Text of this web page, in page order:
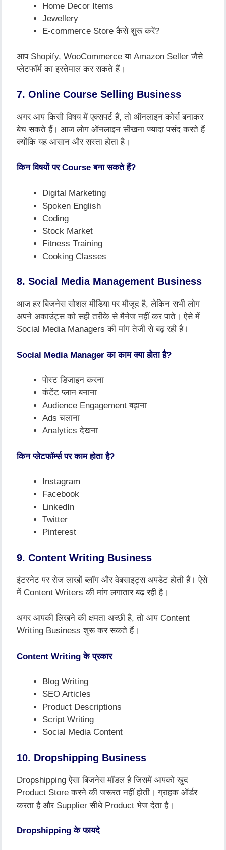
Home Decor Items
Jewellery
E-commerce Store कैसे शुरू करें?
आप Shopify, WooCommerce या Amazon Seller जैसे
प्लेटफॉर्म का इस्तेमाल कर सकते हैं।
7. Online Course Selling Business
अगर आप किसी विषय में एक्सपर्ट हैं, तो ऑनलाइन कोर्स बनाकर
बेच सकते हैं। आज लोग ऑनलाइन सीखना ज्यादा पसंद करते हैं
क्योंकि यह आसान और सस्ता होता है।
किन विषयों पर Course बना सकते हैं?
Digital Marketing
Spoken English
Coding
Stock Market
Fitness Training
Cooking Classes
8. Social Media Management Business
आज हर बिजनेस सोशल मीडिया पर मौजूद है, लेकिन सभी लोग
अपने अकाउंट्स को सही तरीके से मैनेज नहीं कर पाते। ऐसे में
Social Media Managers की मांग तेजी से बढ़ रही है।
Social Media Manager का काम क्या होता है?
पोस्ट डिजाइन करना
कंटेंट प्लान बनाना
Audience Engagement बढ़ाना
Ads चलाना
Analytics देखना
किन प्लेटफॉर्म्स पर काम होता है?
Instagram
Facebook
LinkedIn
Twitter
Pinterest
9. Content Writing Business
इंटरनेट पर रोज लाखों ब्लॉग और वेबसाइट्स अपडेट होती हैं। ऐसे
में Content Writers की मांग लगातार बढ़ रही है।
अगर आपकी लिखने की क्षमता अच्छी है, तो आप Content
Writing Business शुरू कर सकते हैं।
Content Writing के प्रकार
Blog Writing
SEO Articles
Product Descriptions
Script Writing
Social Media Content
10. Dropshipping Business
Dropshipping ऐसा बिजनेस मॉडल है जिसमें आपको खुद
Product Store करने की जरूरत नहीं होती। ग्राहक ऑर्डर
करता है और Supplier सीधे Product भेज देता है।
Dropshipping के फायदे